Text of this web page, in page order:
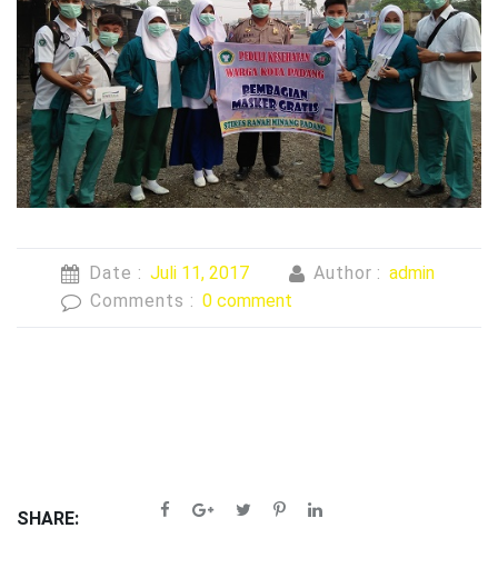
Date : Juli 11, 2017 Author : admin
Comments : 0 comment
SHARE: